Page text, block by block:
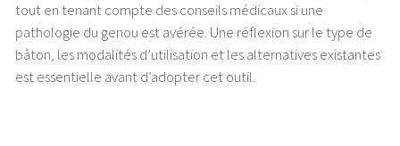
tout en tenant compte des conseils médicaux si une
pathologie du genou est avérée. Une réflexion sur le type de
bâton, les modalités d’utilisation et les alternatives existantes
est essentielle avant d’adopter cet outil.